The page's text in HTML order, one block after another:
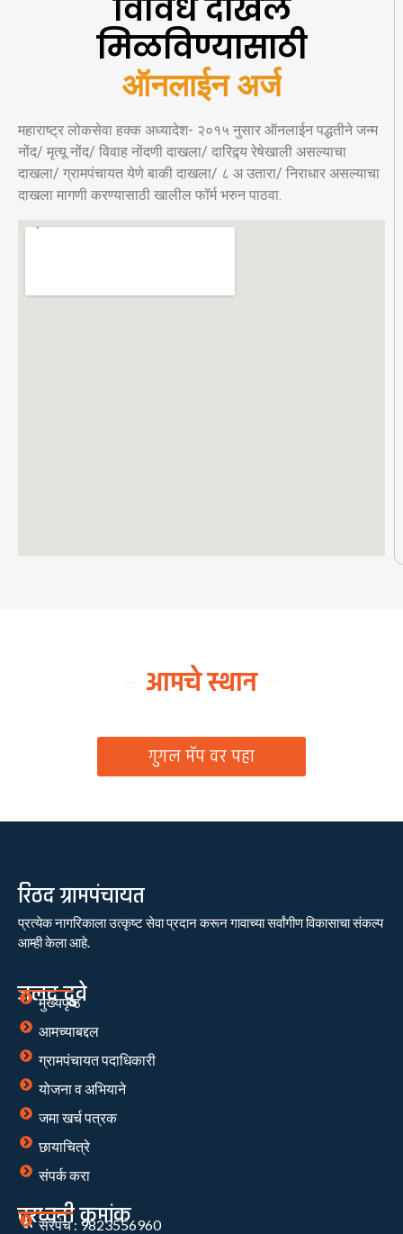
विविध दाखले
मिळविण्यासाठी
ऑनलाईन अर्ज
महाराष्ट्र लोकसेवा हक्क अध्यादेश- २०१५ नुसार ऑनलाईन पद्धतीने जन्म
नोंद/ मृत्यू नोंद/ विवाह नोंदणी दाखला/ दारिद्र्य रेषेखाली असल्याचा
दाखला/ ग्रामपंचायत येणे बाकी दाखला/ ८ अ उतारा/ निराधार असल्याचा
दाखला मागणी करण्यासाठी खालील फॉर्म भरुन पाठवा.
आमचे स्थान
गुगल मॅप वर पहा
रिठद ग्रामपंचायत
प्रत्येक नागरिकाला उत्कृष्ट सेवा प्रदान करून गावाच्या सर्वांगीण विकासाचा संकल्प
आम्ही केला आहे.
जलद दुवे
मुख्यपृष्ठ
आमच्याबद्दल
ग्रामपंचायत पदाधिकारी
योजना व अभियाने
जमा खर्च पत्रक
छायाचित्रे
संपर्क करा
दूरध्वनी क्रमांक
सरपंच : 9823556960